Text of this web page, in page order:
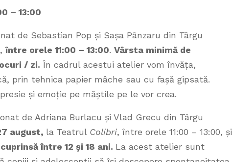
– 13:00
de Sebastian Pop și Sașa Pânzaru din Târgu
,între orele 11:00 – 13:00. Vârsta minimă de
/ zi. În cadrul acestui atelier vom învăța,
prin tehnica papier mâche sau cu fașă gipsată.
și emoție pe măștile pe le vor crea.
de Adriana Burlacu și Vlad Grecu din Târgu
august, la Teatrul Colibri, între orele 11:00 – 13:00, și
între 12 și 18 ani. La acest atelier sunt